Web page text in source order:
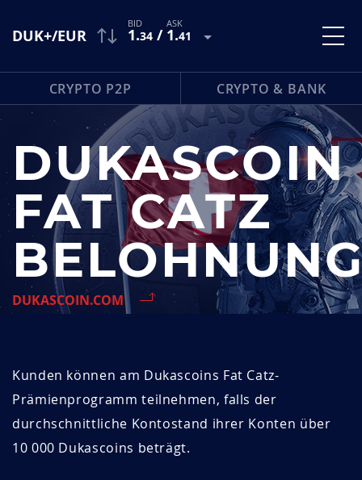
DUK+/EUR 1.34 / 1.41
CRYPTO P2P CRYPTO & BANK
DUKASCOIN.COM
DUKASCOIN
FAT CATZ
Kunden können am Dukascoins Fat Catz-
Prämienprogramm teilnehmen, falls der
durchschnittliche Kontostand ihrer Konten über
10 000 Dukascoins beträgt.